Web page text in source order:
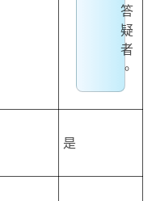
答
疑
者
。
是